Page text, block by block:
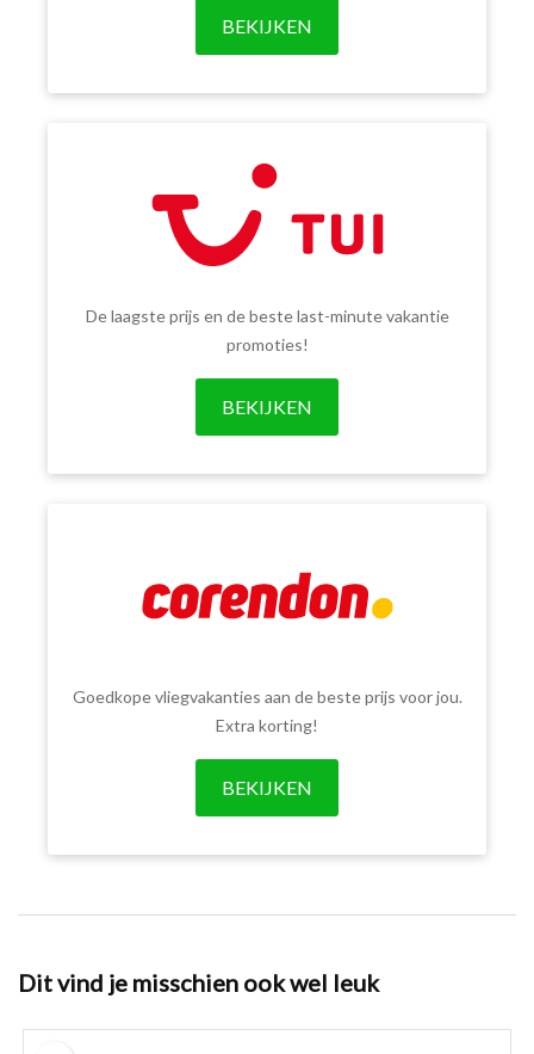
BEKIJKEN
De laagste prijs en de beste last-minute vakantie
promoties!
BEKIJKEN
Goedkope vliegvakanties aan de beste prijs voor jou.
Extra korting!
BEKIJKEN
Dit vind je misschien ook wel leuk